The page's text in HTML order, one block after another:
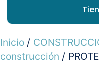
Inicio /
construcción /